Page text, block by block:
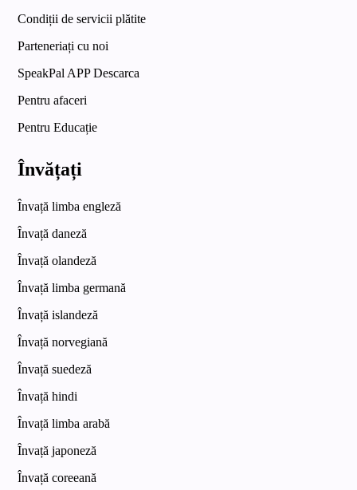
Condiții de servicii plătite
Parteneriați cu noi
SpeakPal APP Descarca
Pentru afaceri
Pentru Educație
Învățați
Învață limba engleză
Învață daneză
Învață olandeză
Învață limba germană
Învață islandeză
Învață norvegiană
Învață suedeză
Învață hindi
Învață limba arabă
Învață japoneză
Învață coreeană